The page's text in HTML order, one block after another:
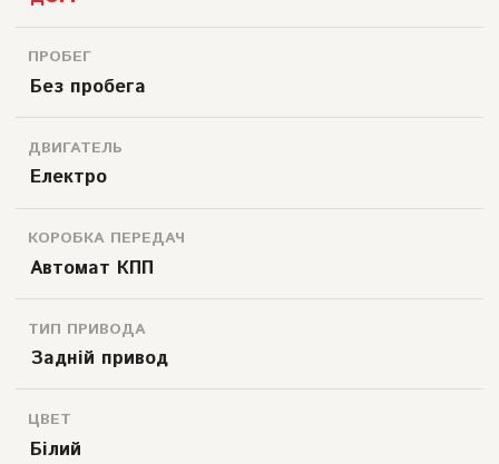
ПРОБЕГ
Без пробега
ДВИГАТЕЛЬ
Електро
КОРОБКА ПЕРЕДАЧ
Автомат КПП
ТИП ПРИВОДА
Задній привод
ЦВЕТ
Білий